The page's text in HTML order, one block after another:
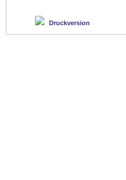
Druckversion